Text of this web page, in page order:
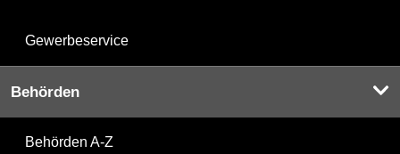
Gewerbeservice
Behörden
Behörden A-Z